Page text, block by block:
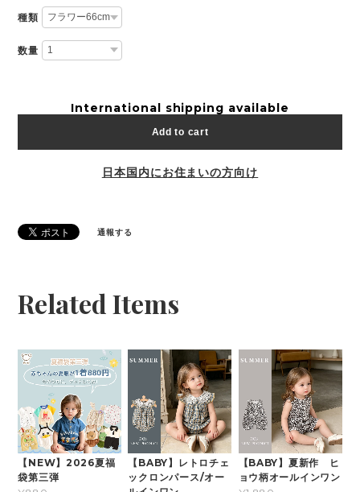
種類
数量
International shipping available
Add to cart
日本国内にお住まいの方向け
通報する
Related Items
【NEW】2026夏福
袋第三弾
【BABY】レトロチェ
ックロンパース/オー
【BABY】夏新作 ヒ
ョウ柄オールインワン